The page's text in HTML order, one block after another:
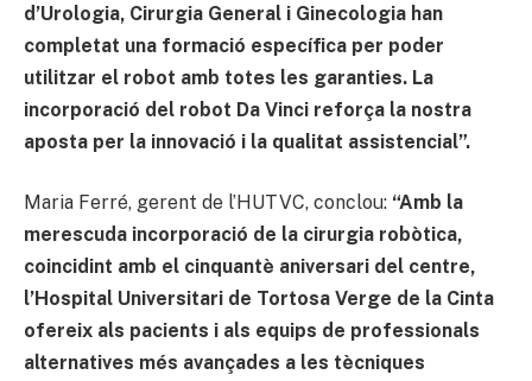
d’Urologia, Cirurgia General i Ginecologia han
completat una formació específica per poder
utilitzar el robot amb totes les garanties. La
incorporació del robot Da Vinci reforça la nostra
aposta per la innovació i la qualitat assistencial”.
Maria Ferré, gerent de l’HUTVC, conclou: “Amb la
merescuda incorporació de la cirurgia robòtica,
coincidint amb el cinquantè aniversari del centre,
l’Hospital Universitari de Tortosa Verge de la Cinta
ofereix als pacients i als equips de professionals
alternatives més avançades a les tècniques